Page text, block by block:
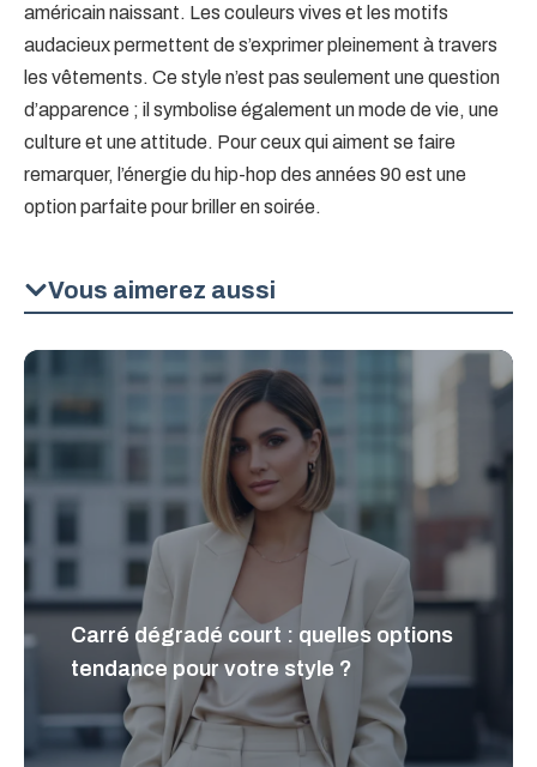
américain naissant. Les couleurs vives et les motifs
audacieux permettent de s’exprimer pleinement à travers
les vêtements. Ce style n’est pas seulement une question
d’apparence ; il symbolise également un mode de vie, une
culture et une attitude. Pour ceux qui aiment se faire
remarquer, l’énergie du hip-hop des années 90 est une
option parfaite pour briller en soirée.
Vous aimerez aussi
Carré dégradé court : quelles options
tendance pour votre style ?